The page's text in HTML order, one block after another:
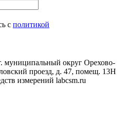
с политикой
муниципальный округ Орехово-
проезд, д. 47, помещ. 13Н
измерений labcsm.ru